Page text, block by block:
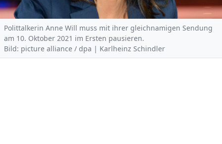
Polittalkerin Anne Will muss mit ihrer gleichnamigen Sendung
am 10. Oktober 2021 im Ersten pausieren.
Bild: picture alliance / dpa | Karlheinz Schindler